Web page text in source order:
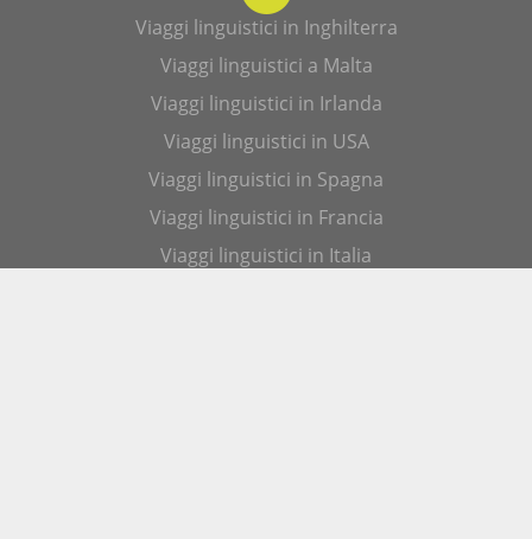
Viaggi linguistici in Inghilterra
Viaggi linguistici a Malta
Viaggi linguistici in Irlanda
Viaggi linguistici in USA
Viaggi linguistici in Spagna
Viaggi linguistici in Francia
Viaggi linguistici in Italia